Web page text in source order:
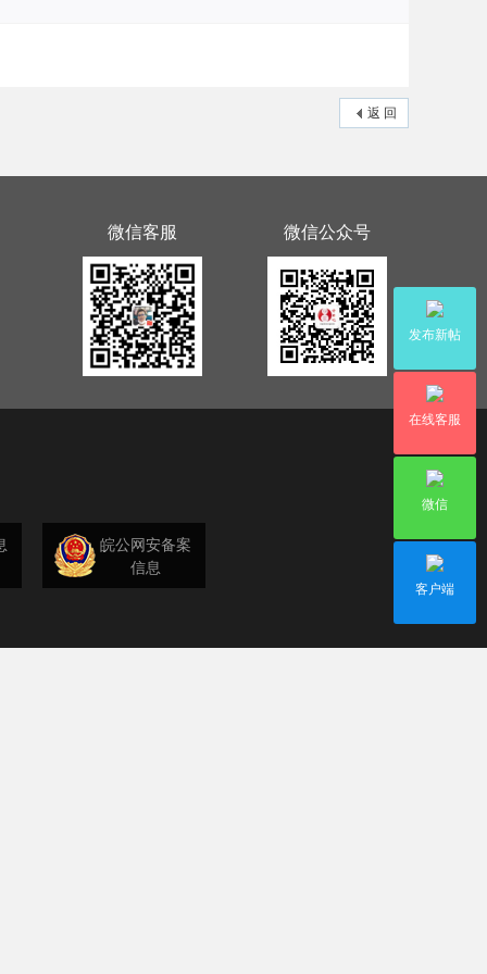
返 回
发布新帖
在线客服
微信
客户端
微信客服 微信公众号
皖公网安备案
信息